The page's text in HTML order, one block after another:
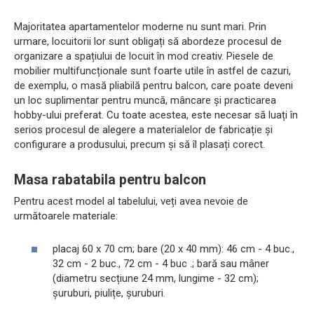
Majoritatea apartamentelor moderne nu sunt mari. Prin
urmare, locuitorii lor sunt obligați să abordeze procesul de
organizare a spațiului de locuit în mod creativ. Piesele de
mobilier multifuncționale sunt foarte utile în astfel de cazuri,
de exemplu, o masă pliabilă pentru balcon, care poate deveni
un loc suplimentar pentru muncă, mâncare și practicarea
hobby-ului preferat. Cu toate acestea, este necesar să luați în
serios procesul de alegere a materialelor de fabricație și
configurare a produsului, precum și să îl plasați corect.
Masa rabatabila pentru balcon
Pentru acest model al tabelului, veți avea nevoie de
următoarele materiale:
placaj 60 x 70 cm; bare (20 x 40 mm): 46 cm - 4 buc.,
32 cm - 2 buc., 72 cm - 4 buc .; bară sau mâner
(diametru secțiune 24 mm, lungime - 32 cm);
șuruburi, piulițe, șuruburi.